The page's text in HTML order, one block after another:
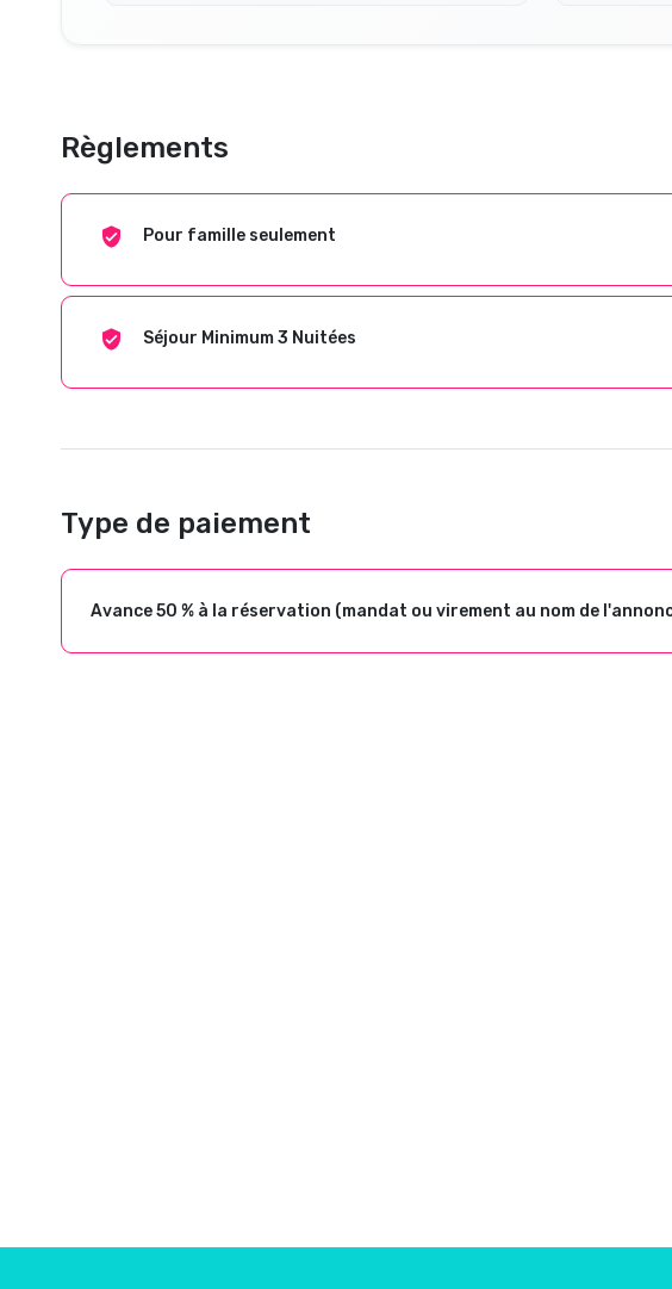
Règlements
Pour famille seulement
Séjour Minimum 3 Nuitées
Type de paiement
Avance 50 % à la réservation (mandat ou virement au nom de